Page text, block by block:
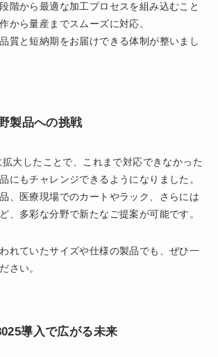
階から最適な加工プロセスを組み込むこと
から量産までスムーズに対応。
質と短納期をお届けできる体制が整いまし
製品への挑戦
大したことで、これまで対応できなかった
にもチャレンジできるようになりました。
、医療現場でのカートやラック、さらには
、多彩な分野で新たなご提案が可能です。
れていたサイズや仕様の製品でも、ぜひ一
さい。
導入で広がる未来